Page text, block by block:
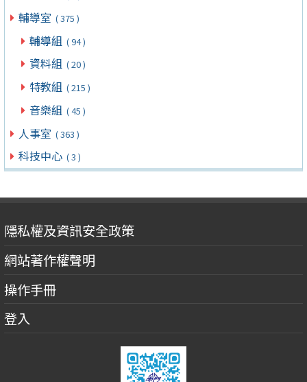
輔導室 ( 375 )
輔導組 ( 94 )
資料組 ( 20 )
特教組 ( 215 )
音樂組 ( 45 )
人事室 ( 363 )
科技中心 ( 3 )
隱私權及資訊安全政策
網站著作權聲明
操作手冊
登入